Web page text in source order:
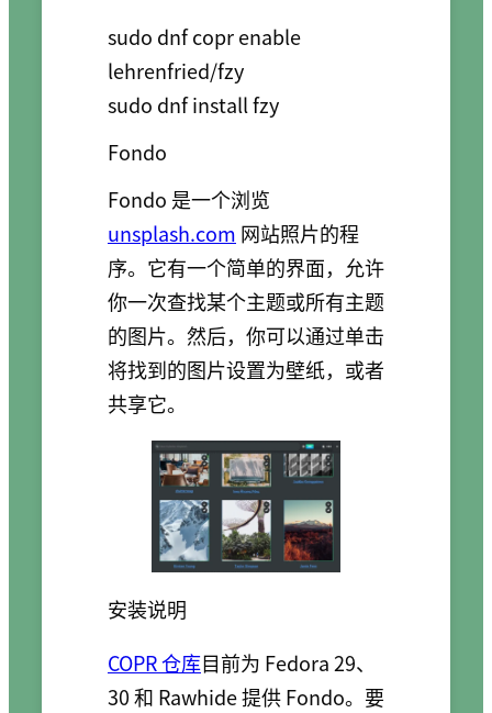
sudo dnf copr enable
lehrenfried/fzy
sudo dnf install fzy
Fondo
Fondo 是一个浏览
unsplash.com 网站照片的程
序。它有一个简单的界面，允许
你一次查找某个主题或所有主题
的图片。然后，你可以通过单击
将找到的图片设置为壁纸，或者
共享它。
安装说明
COPR 仓库目前为 Fedora 29、
30 和 Rawhide 提供 Fondo。要